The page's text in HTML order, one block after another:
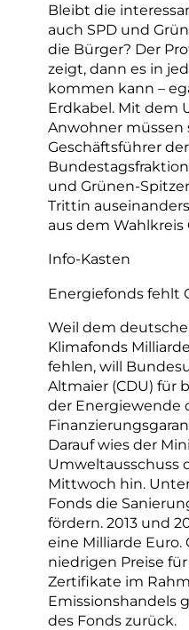
Bleibt die
auch SPD und
die Bürger? Der
zeigt, dann es in
kommen kann –
Erdkabel. Mit dem
Anwohner müssen
Geschäftsführer
und Grünen-
Trittin
aus dem
Info-Kasten
Energiefonds fehlt
Weil dem
Klimafonds
fehlen, will
Altmaier (CDU) für
der Energiewende
Darauf wies der
Umweltausschuss
Mittwoch hin.
Fonds die
fördern. 2013 und
eine Milliarde Euro.
niedrigen Preise
Zertifikate im
Emissionshandels
des Fonds zurück.